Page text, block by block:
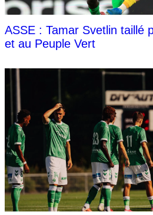
ASSE : Tamar Svetlin taillé
et au Peuple Vert